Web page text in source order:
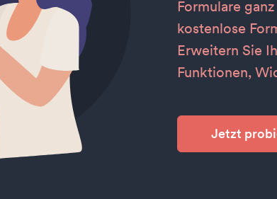
Formulare
kostenlose
Erweitern Sie
Funktionen,
Jetzt